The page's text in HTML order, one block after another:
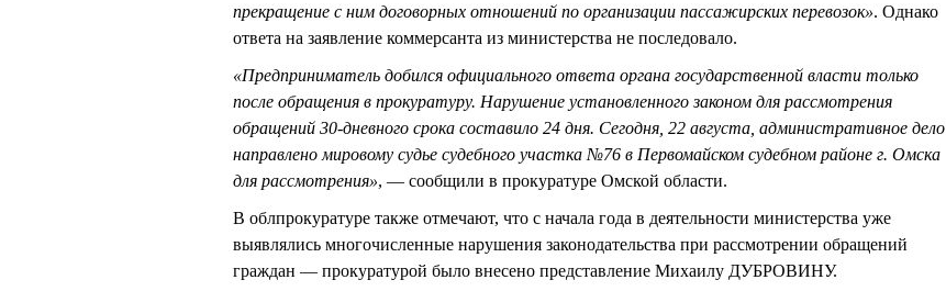
прекращение с ним договорных отношений по организации пассажирских перевозок». Однако
ответа на заявление коммерсанта из министерства не последовало.
«Предприниматель добился официального ответа органа государственной власти только
после обращения в прокуратуру. Нарушение установленного законом для рассмотрения
обращений 30-дневного срока составило 24 дня. Сегодня, 22 августа, административное дело
направлено мировому судье судебного участка №76 в Первомайском судебном районе г. Омска
для рассмотрения», — сообщили в прокуратуре Омской области.
В облпрокуратуре также отмечают, что с начала года в деятельности министерства уже
выявлялись многочисленные нарушения законодательства при рассмотрении обращений
граждан — прокуратурой было внесено представление Михаилу ДУБРОВИНУ.